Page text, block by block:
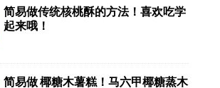
简易做传统核桃酥的方法！喜欢吃学
起来哦！
简易做 椰糖木薯糕！马六甲椰糖蒸木